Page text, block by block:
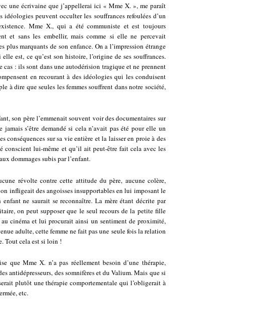
une écrivaine que j’appellerai ici « Mme X. », me paraît
peuvent occulter les souffrances refoulées d’un
Mme X., qui a été communiste et est toujours
et sans les embellir, mais comme si elle ne percevait
plus marquants de son enfance. On a l’impression étrange
est, ce qu’est son histoire, l’origine de ses souffrances.
cas : ils sont dans une autodérision tragique et ne prennent
en recourant à des idéologies qui les conduisent
à dire que seules les femmes souffrent dans notre société,
son père l’emmenait souvent voir des documentaires sur
s’être demandé si cela n’avait pas été pour elle un
conséquences sur sa vie entière et la laisser en proie à des
conscient lui-même et qu’il ait peut-être fait cela avec les
dommages subis par l’enfant.
révolte contre cette attitude du père, aucune colère,
infligeait des angoisses insupportables en lui imposant le
ne saurait se reconnaître. La mère étant décrite par
on peut supposer que le seul recours de la petite fille
cinéma et lui procurait ainsi un sentiment de proximité,
adulte, cette femme ne fait pas une seule fois la relation
Tout cela est si loin !
que Mme X. n’a pas réellement besoin d’une thérapie,
antidépresseurs, des somnifères et du Valium. Mais que si
plutôt une thérapie comportementale qui l’obligerait à
etc.